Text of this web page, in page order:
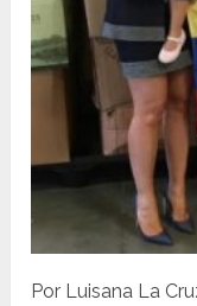
Por Luisana La